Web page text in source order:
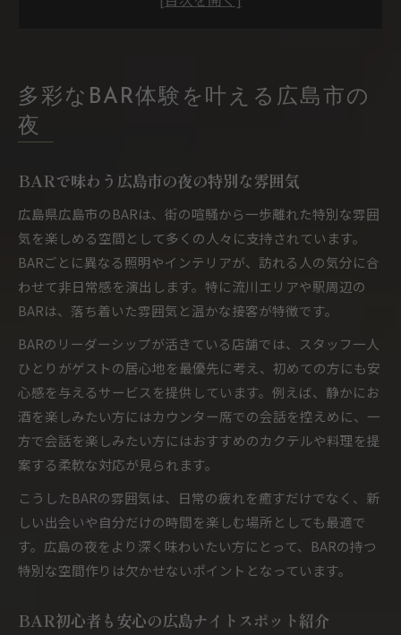
出会いが広がるBARリーダーシップの魅力
BARリーダーシップが創る安心感と居心地の良
BARリーダーがもたらす一体感ある空間作り
出会いを後押しするBARのリーダーシップ力
新たな人と出会える広島市バーの楽しみ方
BARで自然に生まれる広島の出会い体験
一人飲みから始まるBARの新しい繋がり方
BARリーダーシップが生む出会いの場の工夫
女性バーテンダーが彩るBARの社交空間
初心者も安心できるBARでの出会い方
初心者でも安心して入れるBARが選ばれる理由
BAR初心者でも安心な広島市の雰囲気作り
はじめてのBAR体験を支える工夫
女性バーテンダーがいるBARの安心ポイント
一人飲み歓迎のBARが人気の理由
ダーツBARで一人飲みが楽しめる理由
多彩なBAR体験を叶える広島市の
夜
BARで味わう広島市の夜の特別な雰囲気
広島県広島市のBARは、街の喧騒から一歩離れた特別な雰囲
気を楽しめる空間として多くの人々に支持されています。
BARごとに異なる照明やインテリアが、訪れる人の気分に合
わせて非日常感を演出します。特に流川エリアや駅周辺の
BARは、落ち着いた雰囲気と温かな接客が特徴です。
BARのリーダーシップが活きている店舗では、スタッフ一人
ひとりがゲストの居心地を最優先に考え、初めての方にも安
心感を与えるサービスを提供しています。例えば、静かにお
酒を楽しみたい方にはカウンター席での会話を控えめに、一
方で会話を楽しみたい方にはおすすめのカクテルや料理を提
案する柔軟な対応が見られます。
こうしたBARの雰囲気は、日常の疲れを癒すだけでなく、新
しい出会いや自分だけの時間を楽しむ場所としても最適で
す。広島の夜をより深く味わいたい方にとって、BARの持つ
特別な空間作りは欠かせないポイントとなっています。
BAR初心者も安心の広島ナイトスポット紹介